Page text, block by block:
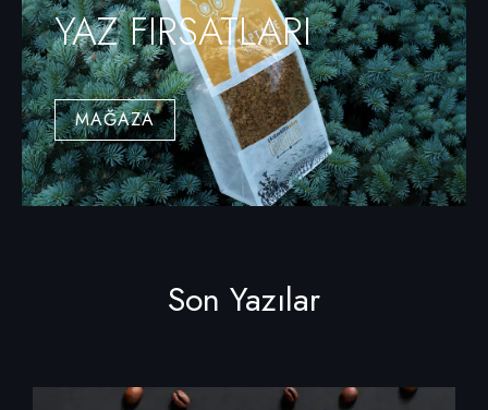
YAZ FIRSATLARI
MAĞAZA
Son Yazılar